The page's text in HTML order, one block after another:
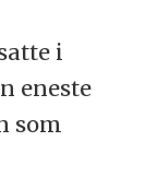
i
eneste
som